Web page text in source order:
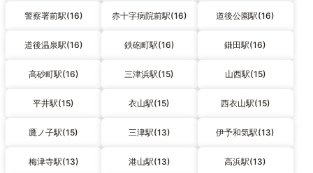
警察署前駅(16) 赤十字病院前駅(16) 道後公園駅(16)
道後温泉駅(16) 鉄砲町駅(16) 鎌田駅(16)
高砂町駅(16) 三津浜駅(15) 山西駅(15)
平井駅(15) 衣山駅(15) 西衣山駅(15)
鷹ノ子駅(15) 三津駅(13) 伊予和気駅(13)
梅津寺駅(13) 港山駅(13) 高浜駅(13)